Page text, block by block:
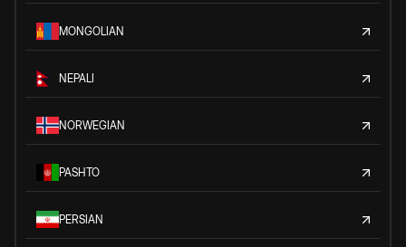
MONGOLIAN
NEPALI
NORWEGIAN
PASHTO
PERSIAN